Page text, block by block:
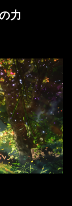
力